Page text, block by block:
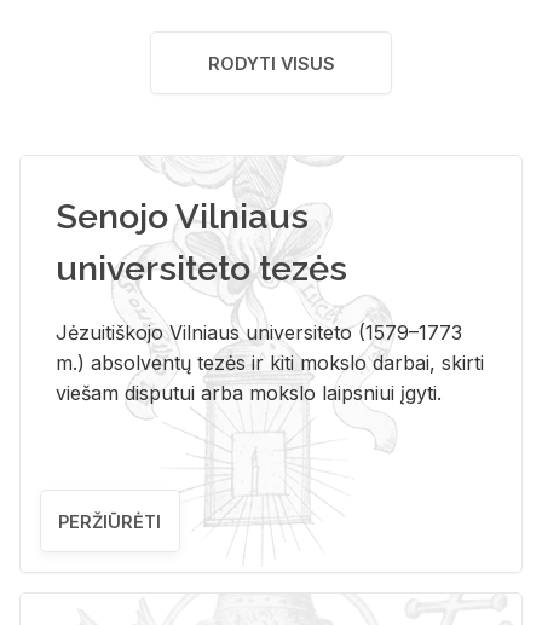
RODYTI VISUS
Senojo Vilniaus
universiteto tezės
Jėzuitiškojo Vilniaus universiteto (1579–1773
m.) absolventų tezės ir kiti mokslo darbai, skirti
viešam disputui arba mokslo laipsniui įgyti.
PERŽIŪRĖTI